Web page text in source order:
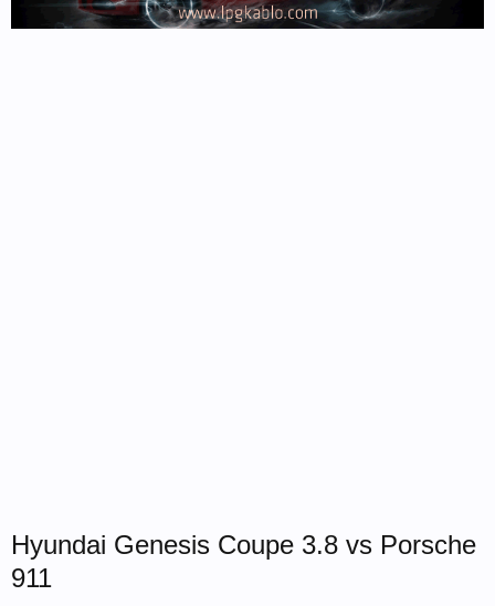
Hyundai Genesis Coupe 3.8 vs Porsche
911